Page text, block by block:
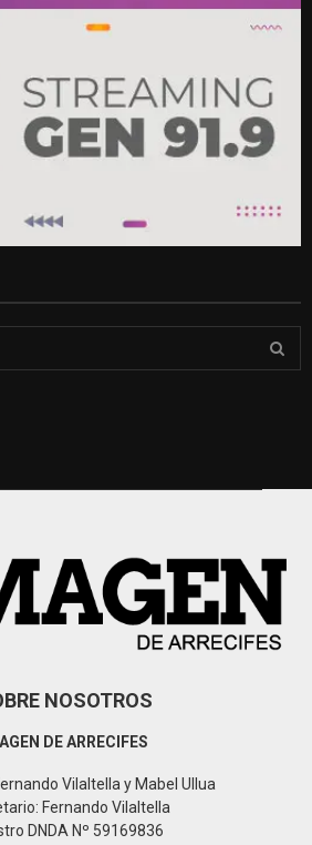
NOSOTROS
DE ARRECIFES
Vilaltella y Mabel Ullua
Fernando Vilaltella
DNDA Nº 59169836